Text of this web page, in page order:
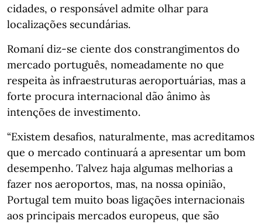
cidades, o responsável admite olhar para
localizações secundárias.
Romaní diz-se ciente dos constrangimentos do
mercado português, nomeadamente no que
respeita às infraestruturas aeroportuárias, mas a
forte procura internacional dão ânimo às
intenções de investimento.
“Existem desafios, naturalmente, mas acreditamos
que o mercado continuará a apresentar um bom
desempenho. Talvez haja algumas melhorias a
fazer nos aeroportos, mas, na nossa opinião,
Portugal tem muito boas ligações internacionais
aos principais mercados europeus, que são